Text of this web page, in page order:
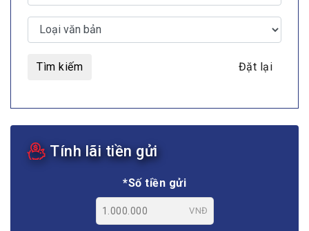
Tìm kiếm Đặt lại
Tính lãi tiền gửi
*Số tiền gửi
VNĐ